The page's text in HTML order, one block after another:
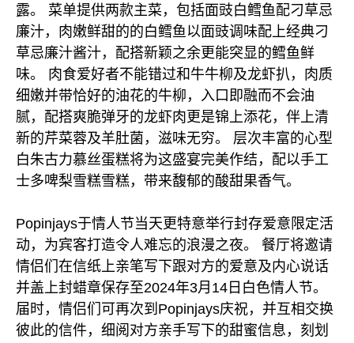
露。 菜单提供两款主菜，包括面豉白鳕鱼配刁草忌
廉汁，肉嫩鲜甜的的白鳕鱼以面豉调味配上经典刁
草忌廉汁酱汁，配搭新颖之余更能突显的鳕鱼鲜
味。 肉食爱好者不能错过和牛牛柳及龙虾扒，肉质
细嫩并带恰好的油花的牛柳，入口即融而不会油
腻，配搭爽脆弹牙的龙虾肉更是锦上添花，伴上清
新的芹菜蓉及羊肚菌，滋味无穷。 层次丰富的心型
白朱古力慕丝蛋糕将为这盛宴完美作结，配以手工
士多啤梨雪糕雪糕，带来馥郁的酸甜果香气。
Popinjays于情人节当天更特意举行封存爱意限定活
动，为宾客打造令人难忘的浪漫之夜。 餐厅将邀请
情侣们在信纸上亲笔写下跟对方的爱意及内心说话
并盖上封蜡章保存至2024年3月14日白色情人节。
届时，情侣们可再次到Popinjays庆祝，并互相交换
彼此的信件，细阅对方亲手写下的甜蜜信息，刻划